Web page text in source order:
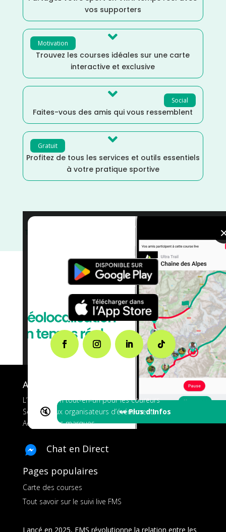
vos supporters
Motivation 
Trouvez les courses idéales sur une carte
interactive et exclusive
Social

Faites-vous des amis qui vous ressemblent
Gratuit 
Profitez de tous les services et outils essentiels
à votre pratique sportive
🔇 👀 Plus d'Infos
Trail
/Bretagne
A propos de FMS
L’application tout-en-un pour les coureurs
Services aux organisateurs d’événements
Ads pour les marques
Chat en Direct
Pages populaires
Carte des courses
Tout savoir sur le suivi live FMS
Lancé en 2025, FMS révolutionne la relation entre les